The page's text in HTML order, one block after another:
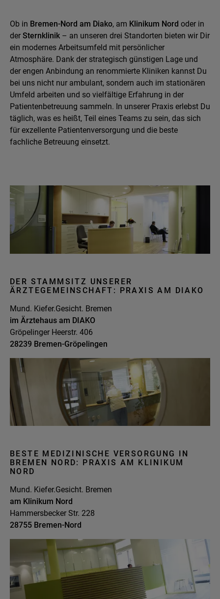
Ob in Bremen-Nord am Diako, am Klinikum Nord oder in
der Sternklinik – an unseren drei Standorten bieten wir Dir
ein modernes Arbeitsumfeld mit persönlicher
Atmosphäre. Dank der strategisch günstigen Lage und
der engen Anbindung an renommierte Kliniken kannst Du
bei uns nicht nur ambulant, sondern auch im stationären
Umfeld arbeiten und so vielfältige Erfahrung in der
Patientenbetreuung sammeln. In unserer Praxis erlebst Du
täglich, was es heißt, Teil eines Teams zu sein, das sich
für exzellente Patientenversorgung und die beste
fachliche Betreuung einsetzt.
DER STAMMSITZ UNSERER
ÄRZTEGEMEINSCHAFT: PRAXIS AM DIAKO
Mund. Kiefer.Gesicht. Bremen
im Ärztehaus am DIAKO
Gröpelinger Heerstr. 406
28239 Bremen-Gröpelingen
BESTE MEDIZINISCHE VERSORGUNG IN
BREMEN NORD: PRAXIS AM KLINIKUM
NORD
Mund. Kiefer.Gesicht. Bremen
am Klinikum Nord
Hammersbecker Str. 228
28755 Bremen-Nord
1
Schön, dass Du uns kennenlernen möchtest!
Du bewirbst Dich auf die Stelle: